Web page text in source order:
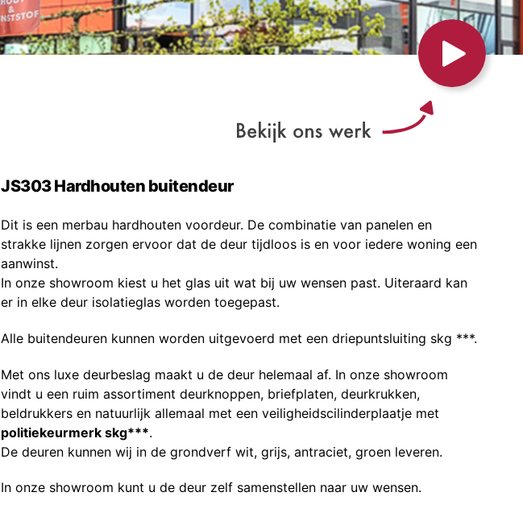
JS303 Hardhouten buitendeur
Dit is een merbau hardhouten voordeur. De combinatie van panelen en
strakke lijnen zorgen ervoor dat de deur tijdloos is en voor iedere woning een
aanwinst.
In onze showroom kiest u het glas uit wat bij uw wensen past. Uiteraard kan
er in elke deur isolatieglas worden toegepast.
Alle buitendeuren kunnen worden uitgevoerd met een driepuntsluiting skg ***.
Met ons luxe deurbeslag maakt u de deur helemaal af. In onze showroom
vindt u een ruim assortiment deurknoppen, briefplaten, deurkrukken,
beldrukkers en natuurlijk allemaal met een veiligheidscilinderplaatje met
politiekeurmerk skg***.
De deuren kunnen wij in de grondverf wit, grijs, antraciet, groen leveren.
In onze showroom kunt u de deur zelf samenstellen naar uw wensen.